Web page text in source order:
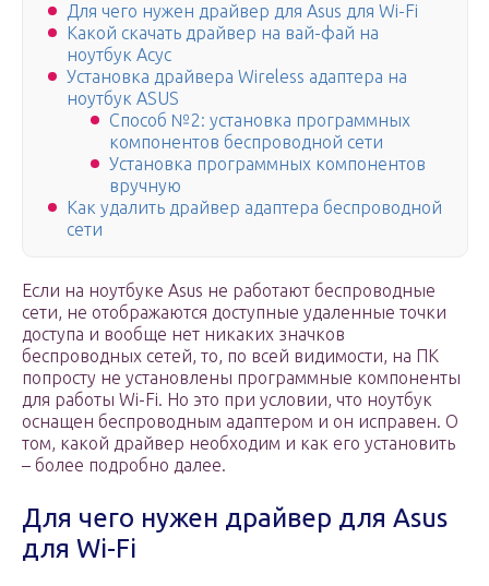
Для чего нужен драйвер для Asus для Wi-Fi
Какой скачать драйвер на вай-фай на
ноутбук Асус
Установка драйвера Wireless адаптера на
ноутбук ASUS
Способ №2: установка программных
компонентов беспроводной сети
Установка программных компонентов
вручную
Как удалить драйвер адаптера беспроводной
сети
Если на ноутбуке Asus не работают беспроводные
сети, не отображаются доступные удаленные точки
доступа и вообще нет никаких значков
беспроводных сетей, то, по всей видимости, на ПК
попросту не установлены программные компоненты
для работы Wi-Fi. Но это при условии, что ноутбук
оснащен беспроводным адаптером и он исправен. О
том, какой драйвер необходим и как его установить
– более подробно далее.
Для чего нужен драйвер для Asus
для Wi-Fi